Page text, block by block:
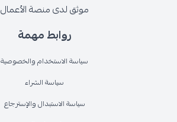
روابط مهمة
سياسة الاستخدام والخصوصية
سياسة الشراء
سياسة الاستبدال والإسترجاع
موثق لدى منصة الأعمال